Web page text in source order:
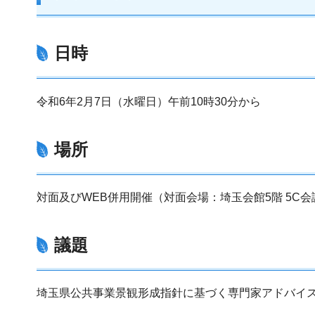
日時
令和6年2月7日（水曜日）午前10時30分から
場所
対面及びWEB併用開催（対面会場：埼玉会館5階 5C会
議題
埼玉県公共事業景観形成指針に基づく専門家アドバイ